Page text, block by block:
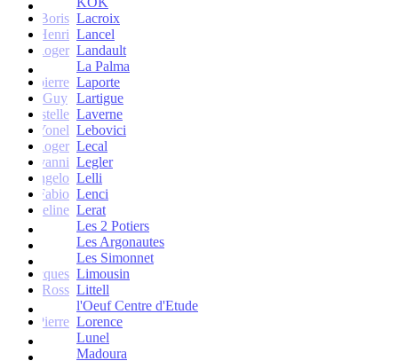
Jean-Boris Lacroix
Henri Lancel
Roger Landault
La Palma
Jean-pierre Laporte
Guy Lartigue
et Estelle Laverne
Yonel Lebovici
Roger Lecal
Giovanni Legler
Angelo Lelli
Fabio Lenci
Jacqueline Lerat
Les 2 Potiers
Les Argonautes
Les Simonnet
Jacques Limousin
Ross Littell
l'Oeuf Centre d'Etude
Jean-Pierre Lorence
Lunel
Madoura